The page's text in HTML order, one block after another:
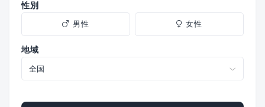
性別
男性 女性
地域